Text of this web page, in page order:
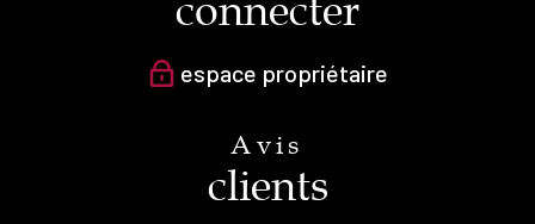
connecter
espace propriétaire
Avis
clients